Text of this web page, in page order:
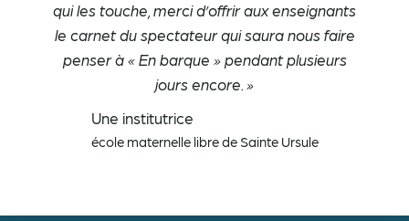
qui les touche, merci d’offrir aux enseignants
le carnet du spectateur qui saura nous faire
penser à « En barque » pendant plusieurs
jours encore. »
Une institutrice
école maternelle libre de Sainte Ursule